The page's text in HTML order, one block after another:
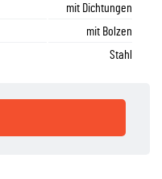
mit Dichtungen
mit Bolzen
Stahl